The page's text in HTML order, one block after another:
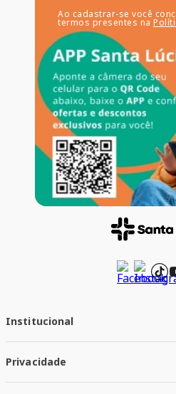
Ao cadastrar-se você
termos presentes na
Institucional
Trabalhe conosco
Responsabilidade Social
Privacidade